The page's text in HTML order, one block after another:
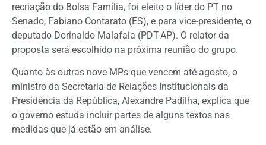
recriação do Bolsa Família, foi eleito o líder do PT no
Senado, Fabiano Contarato (ES), e para vice-presidente, o
deputado Dorinaldo Malafaia (PDT-AP). O relator da
proposta será escolhido na próxima reunião do grupo.
Quanto às outras nove MPs que vencem até agosto, o
ministro da Secretaria de Relações Institucionais da
Presidência da República, Alexandre Padilha, explica que
o governo estuda incluir partes de alguns textos nas
medidas que já estão em análise.